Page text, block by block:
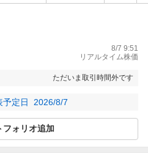
8/7 9:51
リアルタイム株価
ただいま取引時間外です
予定日 2026/8/7
フォリオ追加